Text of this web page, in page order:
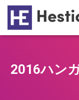
2016ハン